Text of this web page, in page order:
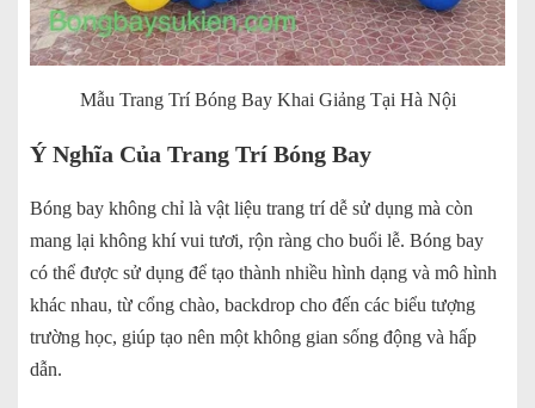
Mẫu Trang Trí Bóng Bay Khai Giảng Tại Hà Nội
Ý Nghĩa Của Trang Trí Bóng Bay
Bóng bay không chỉ là vật liệu trang trí dễ sử dụng mà còn
mang lại không khí vui tươi, rộn ràng cho buổi lễ. Bóng bay
có thể được sử dụng để tạo thành nhiều hình dạng và mô hình
khác nhau, từ cổng chào, backdrop cho đến các biểu tượng
trường học, giúp tạo nên một không gian sống động và hấp
dẫn.